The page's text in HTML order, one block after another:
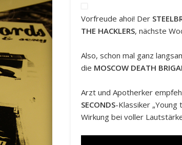
Vorfreude ahoi! Der
THE HACKLERS, nächste
Also, schon mal ganz
die MOSCOW DEATH
Arzt und Apotherker
SECONDS-Klassiker „Young
Wirkung bei voller